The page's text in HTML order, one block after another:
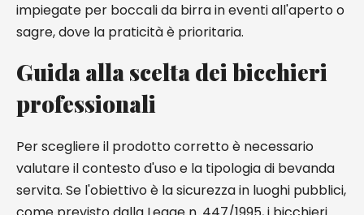
impiegate per boccali da birra in eventi all'aperto o
sagre, dove la praticità è prioritaria.
Guida alla scelta dei bicchieri
professionali
Per scegliere il prodotto corretto è necessario
valutare il contesto d'uso e la tipologia di bevanda
servita. Se l'obiettivo è la sicurezza in luoghi pubblici,